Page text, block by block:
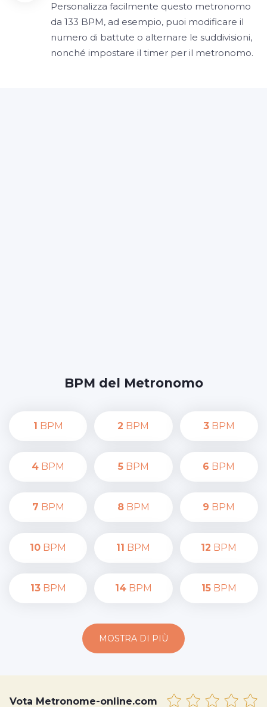
Personalizza facilmente questo metronomo
da 133 BPM, ad esempio, puoi modificare il
numero di battute o alternare le suddivisioni,
nonché impostare il timer per il metronomo.
BPM del Metronomo
1 BPM 2 BPM 3BPM
4 BPM 5BPM 6 BPM
7 BPM 8BPM 9 BPM
10 BPM 11 BPM 12 BPM
13BPM 14BPM 15BPM
MOSTRA DI PIÙ
Vota Metronome-online.com